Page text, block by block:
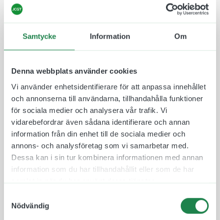
Samtycke Information Om
Denna webbplats använder cookies
Vi använder enhetsidentifierare för att anpassa innehållet
och annonserna till användarna, tillhandahålla funktioner
för sociala medier och analysera vår trafik. Vi
vidarebefordrar även sådana identifierare och annan
information från din enhet till de sociala medier och
annons- och analysföretag som vi samarbetar med.
Dessa kan i sin tur kombinera informationen med annan
information som du har tillhandahållit eller som de har
Nödvändig
Våra återvinningsskyltar designas och tillverkas
hos oss i våra lokaler, vilket gör att vi kan lova hög
kvalitet och erbjuda korta leveranstider. Önskar ni
höra av er till oss med frågor eller liknande så är ni
välkomna till det. Önskar ni exempelvis byta språk
vi göra det.
Några exempel på översättningar för
Återvinningsskylt Vattenbaserad färg:
Engelska: Water-based paint
Tyska: Farbe auf Wasserbasis
Denna skylt kan användas på en
återvinningscentral.
148 x 195 mm (Ca A5)